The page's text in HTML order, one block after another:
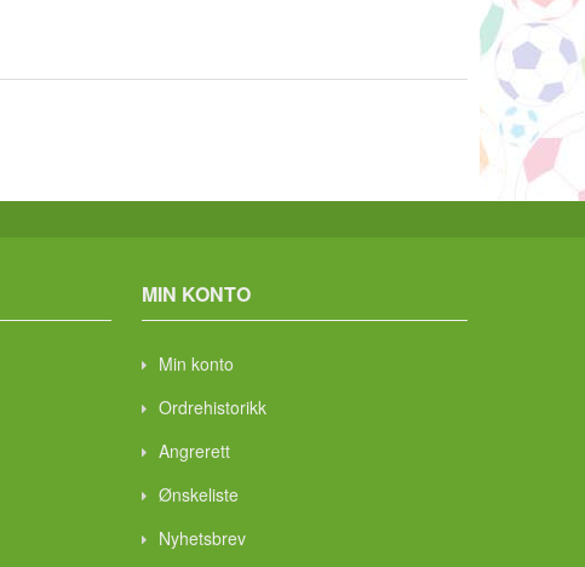
MIN KONTO
Min konto
Ordrehistorikk
Angrerett
Ønskeliste
Nyhetsbrev